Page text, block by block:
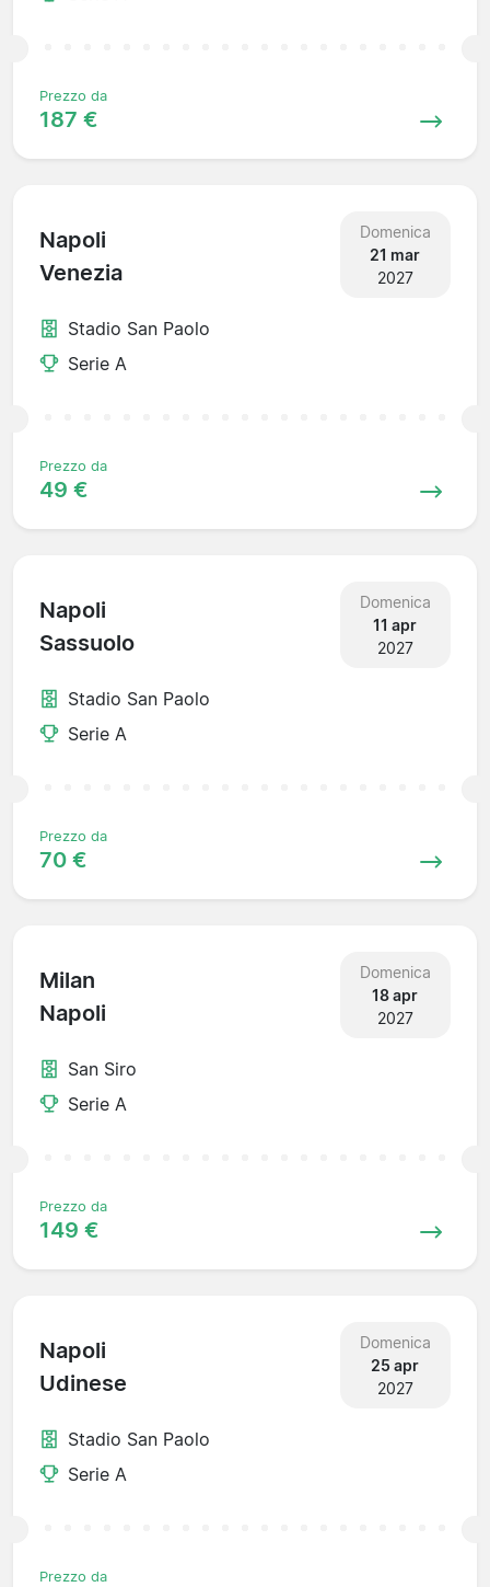
Prezzo da
187 €
Napoli
Venezia
Domenica
21 mar
2027
Stadio San Paolo
Serie A
Prezzo da
49 €
Napoli
Sassuolo
Domenica
11 apr
2027
Stadio San Paolo
Serie A
Prezzo da
70 €
Milan
Napoli
Domenica
18 apr
2027
San Siro
Serie A
Prezzo da
149 €
Napoli
Udinese
Domenica
25 apr
2027
Stadio San Paolo
Serie A
Prezzo da